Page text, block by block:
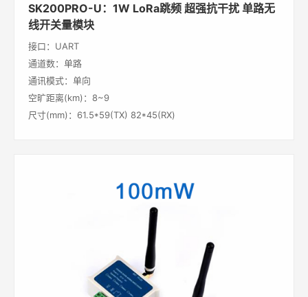
SK200PRO-U：1W LoRa跳频 超强抗干扰 单路无
线开关量模块
接口：UART
通道数：单路
通讯模式：单向
空旷距离(km)：8~9
尺寸(mm)：61.5*59(TX) 82*45(RX)